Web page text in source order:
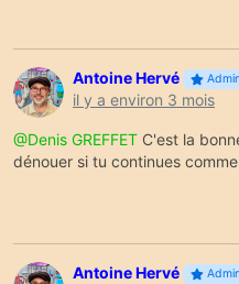
Antoine Hervé
il y a environ 3 mois
@Denis GREFFET C'est la
dénouer si tu continues
Antoine Hervé